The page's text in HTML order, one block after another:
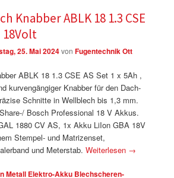
Knabber ABLK 18 1.3 CSE
18Volt
25. Mai 2024vonFugentechnik Ott
ABLK 18 1.3 CSE AS Set 1 x 5Ah ,
kurvengängiger Knabber für den Dach-
Schnitte in Wellblech bis 1,3 mm.
Bosch Professional 18 V Akkus.
1880 CV AS, 1x Akku LiIon GBA 18V
Stempel- und Matrizenset,
und Meterstab.Weiterlesen →
Metall Elektro-Akku Blechscheren-